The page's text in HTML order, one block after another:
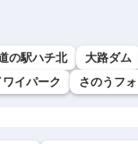
の駅ハチ北 大路ダム
ワイパーク さのうフ